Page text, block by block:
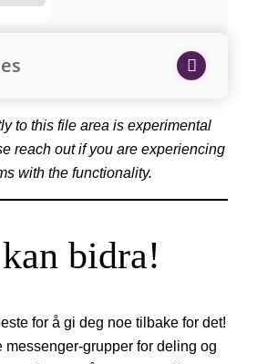
to this file area is experimental
reach out if you are experiencing
with the functionality.
bidra!
for å gi deg noe tilbake for det!
messenger-grupper for deling og